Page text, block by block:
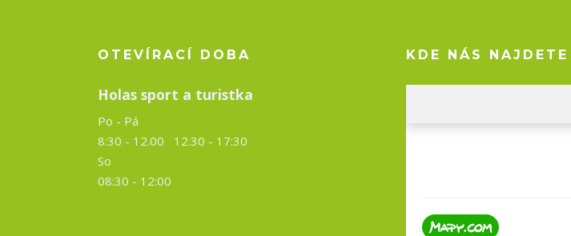
OTEVÍRACÍ DOBA
Holas sport a turistka
Po - Pá
8:30 - 12.00 12.30 - 17:30
So
08:30 - 12:00
KDE NÁS NAJDETE